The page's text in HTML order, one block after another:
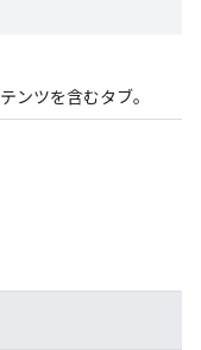
ンツを含むタブ。